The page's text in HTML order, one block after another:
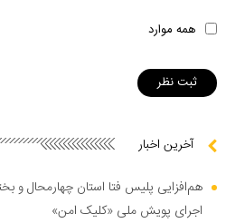
همه موارد
آخرین اخبار
هم‌افزایی پلیس فتا استان چهارمحال و
اجرای پویش ملی «کلیک امن»